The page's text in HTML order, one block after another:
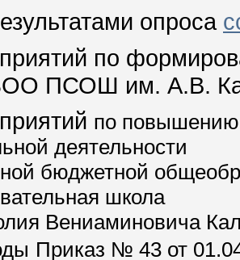
опроса
по
ПСОШ им. А.В.
по повышению
деятельности
бюджетной
школа
Вениаминовича
Приказ № 43 от